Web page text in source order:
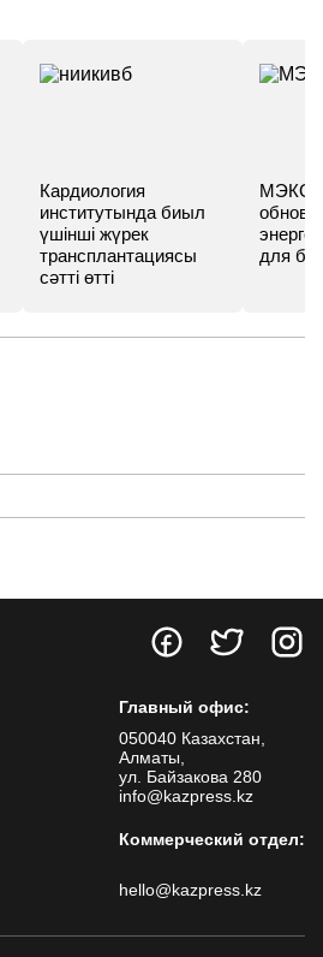
Кардиология
институтында биыл
үшінші жүрек
трансплантациясы
сәтті өтті
МЭКС -
для
Главный офис:
050040 Казахстан,
Алматы,
ул. Байзакова 280
info@kazpress.kz
Коммерческий отдел:
hello@kazpress.kz